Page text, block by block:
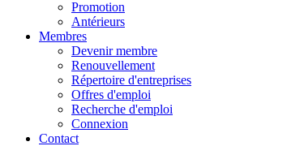
Promotion
Antérieurs
Membres
Devenir membre
Renouvellement
Répertoire d'entreprises
Offres d'emploi
Recherche d'emploi
Connexion
Contact